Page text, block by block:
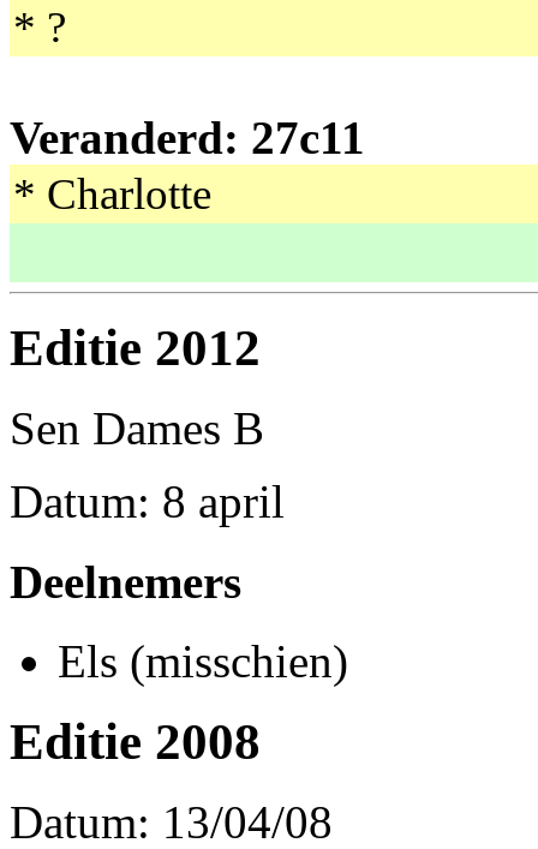
* ?
Veranderd: 27c11
* Charlotte
Editie 2012
Sen Dames B
Datum: 8 april
Deelnemers
Els (misschien)
Editie 2008
Datum: 13/04/08